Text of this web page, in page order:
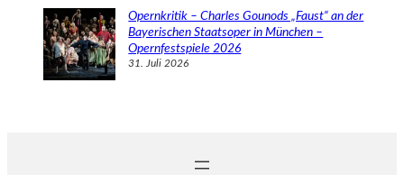
Opernkritik – Charles Gounods „Faust“ an der
Bayerischen Staatsoper in München –
Opernfestspiele 2026
31. Juli 2026